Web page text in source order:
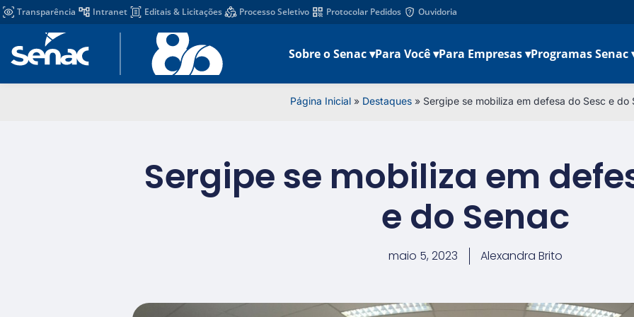
Transparência Intranet Editais & Licitações Processo Seletivo Protocolar Pedidos Ouvidoria
Sobre o Senac ▾Para Você ▾Para Empresas ▾Programas Senac
Página Inicial » Destaques » Sergipe se mobiliza em defesa do Sesc e do
Sergipe se mobiliza em
e do Senac
maio 5, 2023 Alexandra Brito